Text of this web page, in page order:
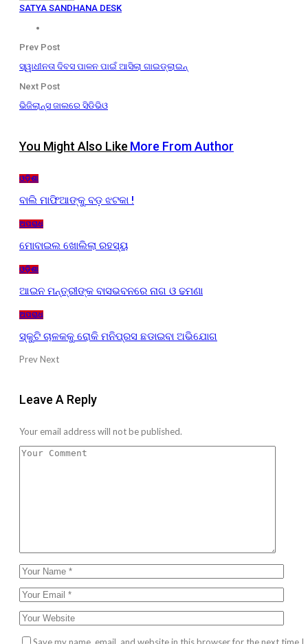
SATYA SANDHANA DESK
Prev Post
ସ୍ୱାଧୀନତା ଦିବସ ପାଳନ ପାଇଁ ଆସିଲା ଗାଇଡ୍‌ଲାଇନ୍
Next Post
ଭିଜିଲାନ୍ସ ଜାଲରେ ସିଡିଭିଓ
You Might Also Like More From Author
ଓଡ଼ିଶା
ବାଲି ମାଫିଆଙ୍କୁ ବଡ଼ ଝଟକା !
ଅପରାଧ
ମୋବାଇଲ ଖୋଲିଲା ରହସ୍ୟ
ଓଡ଼ିଶା
ଆଇନ ମନ୍ତ୍ରୀଙ୍କ ବାସଭବନରେ ନାଗ ଓ ଢମଣା
ଅପରାଧ
ସ୍କୁଟି ଚାଳକକୁ ରୋକି ମନିପ୍ରସ ଛଡାଇବା ଅଭିଯୋଗ
PrevNext
Leave A Reply
Your email address will not be published.